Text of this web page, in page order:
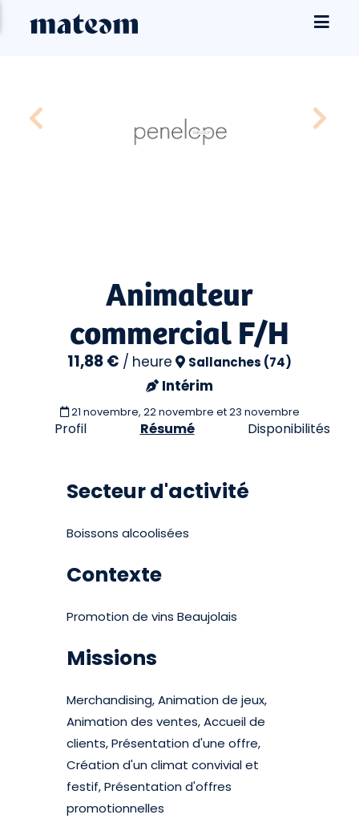
Animateur
commercial F/H
11,88 € / heure Sallanches (74)
Intérim
21 novembre, 22 novembre et 23 novembre
Profil Résumé Disponibilités
Secteur d'activité
Boissons alcoolisées
Contexte
Promotion de vins Beaujolais
Missions
Merchandising, Animation de jeux,
Animation des ventes, Accueil de
clients, Présentation d'une offre,
Création d'un climat convivial et
festif, Présentation d'offres
promotionnelles